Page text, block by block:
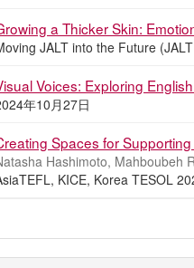
a Thicker Skin:
JALT into the Future
Voices: Exploring
年10月27日
Spaces for
Hashimoto, Mahboubeh
KICE, Korea TESOL